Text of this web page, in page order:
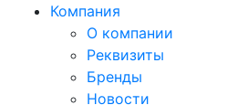
Компания
О компании
Реквизиты
Бренды
Новости